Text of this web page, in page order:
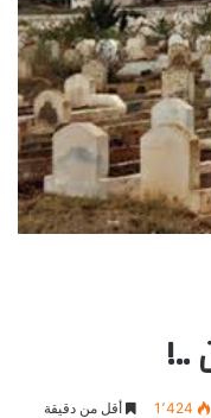
..!
1٬424 أقل من دقيقة